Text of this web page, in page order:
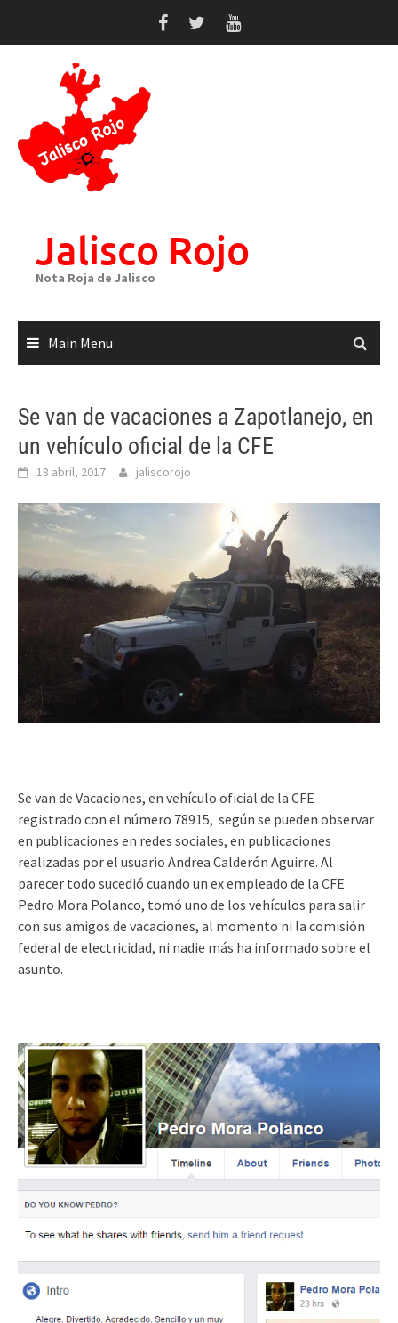
Jalisco Rojo
Nota Roja de Jalisco
Main Menu
Se van de vacaciones a Zapotlanejo, en
un vehículo oficial de la CFE
18 abril, 2017 jaliscorojo
Se van de Vacaciones, en vehículo oficial de la CFE
registrado con el número 78915, según se pueden observar
en publicaciones en redes sociales, en publicaciones
realizadas por el usuario Andrea Calderón Aguirre. Al
parecer todo sucedió cuando un ex empleado de la CFE
Pedro Mora Polanco, tomó uno de los vehículos para salir
con sus amigos de vacaciones, al momento ni la comisión
federal de electricidad, ni nadie más ha informado sobre el
asunto.